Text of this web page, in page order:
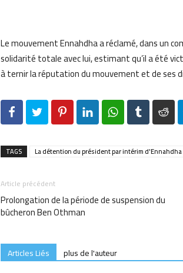
Le mouvement Ennahdha a réclamé, dans un
solidarité totale avec lui, estimant qu’il a été
à ternir la réputation du mouvement et de ses
Facebook Twitter Pinterest LinkedIn WhatsAppTumblr
TAGS La détention du président par intérim d'Ennahdha
Article précédent
Prolongation de la période de suspension du
bûcheron Ben Othman
Articles Liés plus de l'auteur